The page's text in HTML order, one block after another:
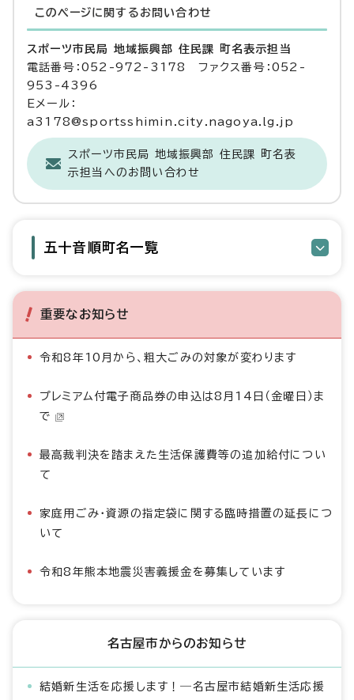
このページに関する お問い合わせ
スポーツ市民局 地域振興部 住民課 町名表示担当
電話番号：052-972-3178 ファクス番号：052-
953-4396
Eメール：
a3178@sportsshimin.city.nagoya.lg.jp
スポーツ市民局 地域振興部 住民課 町名表
示担当へのお問い合わせ
五十音順町名一覧
重要なお知らせ
令和8年10月から、粗大ごみの対象が変わります
プレミアム付電子商品券の申込は8月14日（金曜日）ま
で
最高裁判決を踏まえた生活保護費等の追加給付につい
て
家庭用ごみ・資源の指定袋に関する臨時措置の延長につ
いて
令和8年熊本地震災害義援金を募集しています
名古屋市からのお知らせ
結婚新生活を応援します！―名古屋市結婚新生活応援